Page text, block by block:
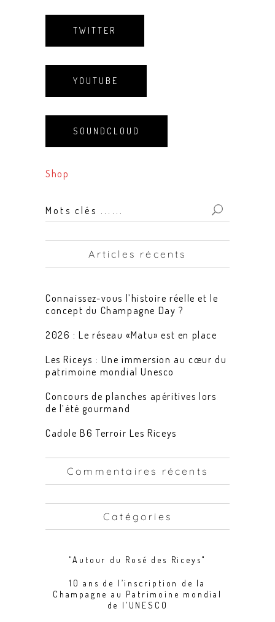
TWITTER
YOUTUBE
SOUNDCLOUD
Shop
Mots
clés
...
Articles récents
Connaissez-vous l’histoire réelle et le
concept du Champagne Day ?
2026 : Le réseau «Matu» est en place
Les Riceys : Une immersion au cœur du
patrimoine mondial Unesco
Concours de planches apéritives lors
de l’été gourmand
Cadole B6 Terroir Les Riceys
Commentaires récents
Catégories
"Autour du Rosé des Riceys"
10 ans de l’inscription de la
Champagne au Patrimoine mondial
de l’UNESCO